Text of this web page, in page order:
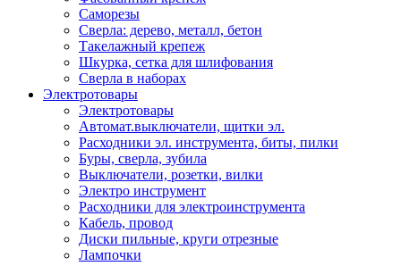
Саморезы
Сверла: дерево, металл, бетон
Такелажный крепеж
Шкурка, сетка для шлифования
Сверла в наборах
Электротовары
Электротовары
Автомат.выключатели, щитки эл.
Расходники эл. инструмента, биты, пилки
Буры, сверла, зубила
Выключатели, розетки, вилки
Электро инструмент
Расходники для электроинструмента
Кабель, провод
Диски пильные, круги отрезные
Лампочки